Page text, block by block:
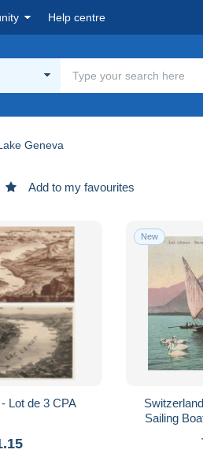
Help centre
Geneva
Add to my favourites
Lot de 3 CPA
New
Sailing